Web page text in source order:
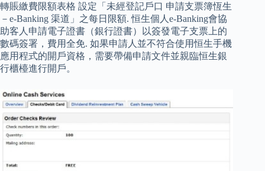
轉賬繳費限額表格 設定「未經登記戶口 申請支票簿恆生
－e-Banking 渠道」之每日限額. 恒生個人e-Banking會協
助客人申請電子證書（銀行證書）以簽發電子支票上的
數碼簽署，費用全免. 如果申請人並不符合使用恒生手機
應用程式的開戶資格，需要帶備申請文件並親臨恒生銀
行櫃檯進行開戶。